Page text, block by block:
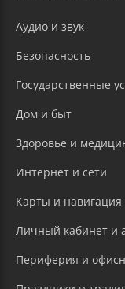
Аудио и звук
Безопасность
Государственные
Дом и быт
Здоровье и
Интернет и сети
Карты и навигация
Личный кабинет и
Периферия и